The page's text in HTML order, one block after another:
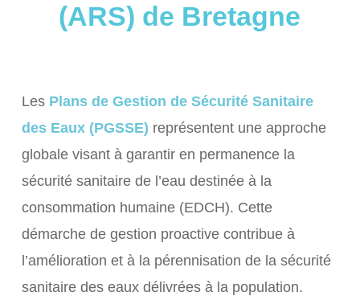
(ARS) de Bretagne
Les Plans de Gestion de Sécurité Sanitaire
des Eaux (PGSSE) représentent une approche
globale visant à garantir en permanence la
sécurité sanitaire de l’eau destinée à la
consommation humaine (EDCH). Cette
démarche de gestion proactive contribue à
l’amélioration et à la pérennisation de la sécurité
sanitaire des eaux délivrées à la population.